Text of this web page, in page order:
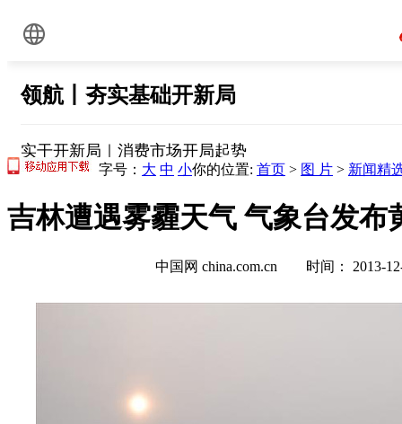
字号： 大 中 小你的位置: 首页 > 图 片 > 新闻精
吉林遭遇雾霾天气 气象台发布
中国网 china.com.cn 时间：